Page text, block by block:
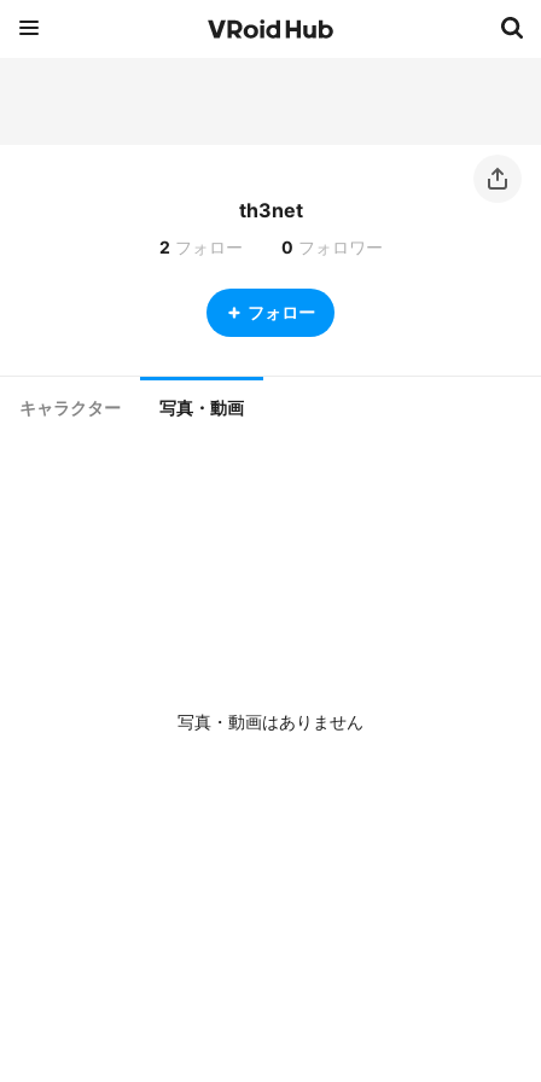
th3net
2 フォロー 0 フォロワー
フォロー
キャラクター 写真・動画
写真・動画はありません